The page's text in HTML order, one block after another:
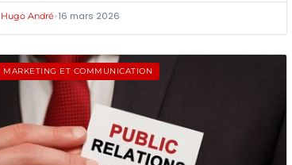
Hugo André•16 mars 2026
MARKETING ET COMMUNICATION